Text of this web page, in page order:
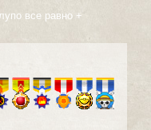
все равно +